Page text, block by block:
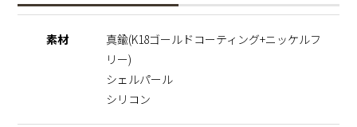
印象的なデザイン。
を加えてくれるアイテムです。
同シリーズと組み合わせたり、マルチな楽しみ方が出来るのも
また、ニッケルフリーを使用することで肌にやさしく、金属ア
素材
真鍮(K18ゴールドコーティング+ニッケルフ
リー)
シェルパール
シリコン